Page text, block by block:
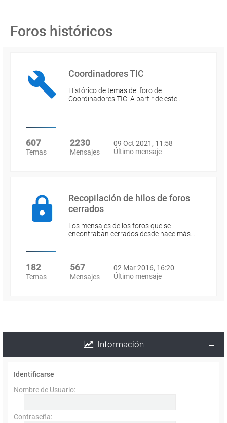
Foros históricos
Coordinadores TIC
Histórico de temas del foro de
Coordinadores TIC. A partir de este…
607
Temas
2230
Mensajes
09 Oct 2021, 11:58
Último mensaje
Recopilación de hilos de foros
cerrados
Los mensajes de los foros que se
encontraban cerrados desde hace más…
182
Temas
567
Mensajes
02 Mar 2016, 16:20
Último mensaje
Información
Identificarse
Nombre de Usuario:
Contraseña: